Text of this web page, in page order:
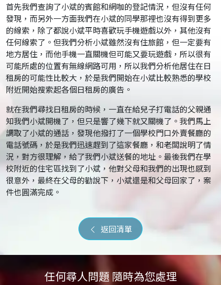
首先我們查詢了小斌的賓館和網咖的登記情況，但沒有任何
發現，而另外一方面我們在小斌的同學那裡也沒有得到更多
的線索，除了都說小斌平時喜歡玩手機遊戲以外，其他沒有
任何線索了。但我們分析小斌雖然沒有住旅館，但一定要有
地方居住，而他手機一直關機但可能又要玩遊戲，所以很有
可能所處的位置有無線網路可用，所以我們分析他居住在日
租房的可能性比較大，於是我們開始在小斌比較熟悉的學校
附近開始搜索起各個日租房的廣告。
就在我們尋找日租房的時候，一直在給兒子打電話的父親通
知我們小斌開機了，但只是響了幾下就又關機了。我們馬上
調取了小斌的通話，發現他撥打了一個學校門口外賣餐廳的
電話號碼，於是我們迅速趕到了這家餐廳，和老闆說明了情
況，對方很理解，給了我們小斌送餐的地址。最後我們在學
校附近的住宅區找到了小斌，他對父母和我們的出現也感到
很意外，最終在父母的勸說下，小斌還是和父母回家了，案
件也圓滿完成。
返回清單
任何尋人問題 隨時為您處理